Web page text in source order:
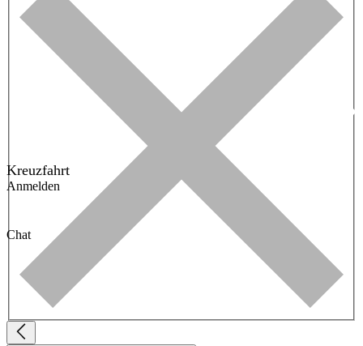
Kreuzfahrt
Anmelden
Chat